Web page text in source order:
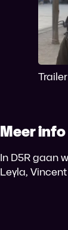
Meer info
In D5R gaan
Leyla,